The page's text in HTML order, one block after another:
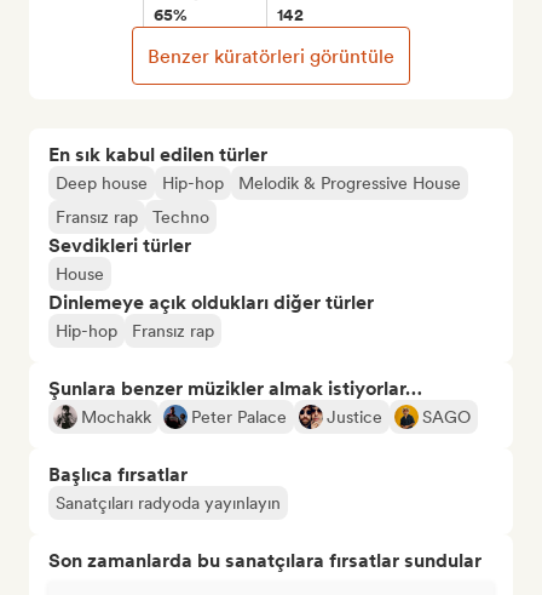
En sık kabul edilen türler
Deep house Hip-hop
Melodik & Progressive House
Fransız rap
Techno
Sevdikleri türler
House
Dinlemeye açık oldukları diğer türler
Hip-hop Fransız rap
Şunlara benzer müzikler almak istiyorlar…
Mochakk Peter Palace Justice SAGO
Başlıca fırsatlar
Sanatçıları radyoda yayınlayın
Son zamanlarda bu sanatçılara fırsatlar sundular
65% 142
Benzer küratörleri görüntüle